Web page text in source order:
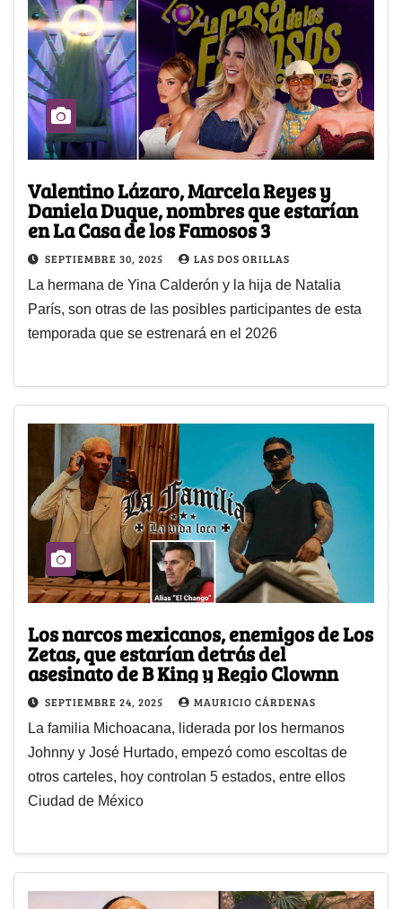
Valentino Lázaro, Marcela Reyes y
Daniela Duque, nombres que estarían
en La Casa de los Famosos 3
SEPTIEMBRE 30, 2025 LAS DOS ORILLAS
La hermana de Yina Calderón y la hija de Natalia
París, son otras de las posibles participantes de esta
temporada que se estrenará en el 2026
Los narcos mexicanos, enemigos de Los
Zetas, que estarían detrás del
asesinato de B King y Regio Clownn
SEPTIEMBRE 24, 2025 MAURICIO CÁRDENAS
La familia Michoacana, liderada por los hermanos
Johnny y José Hurtado, empezó como escoltas de
otros carteles, hoy controlan 5 estados, entre ellos
Ciudad de México